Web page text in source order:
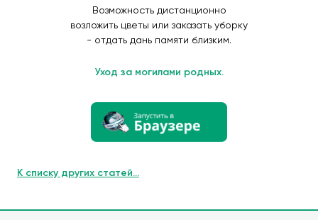
Возможность дистанционно
возложить цветы или заказать уборку
- отдать дань памяти близким.
Уход за могилами родных.
К списку других статей...